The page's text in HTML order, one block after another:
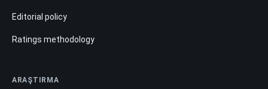
Editorial policy
Ratings methodology
ARAŞTIRMA